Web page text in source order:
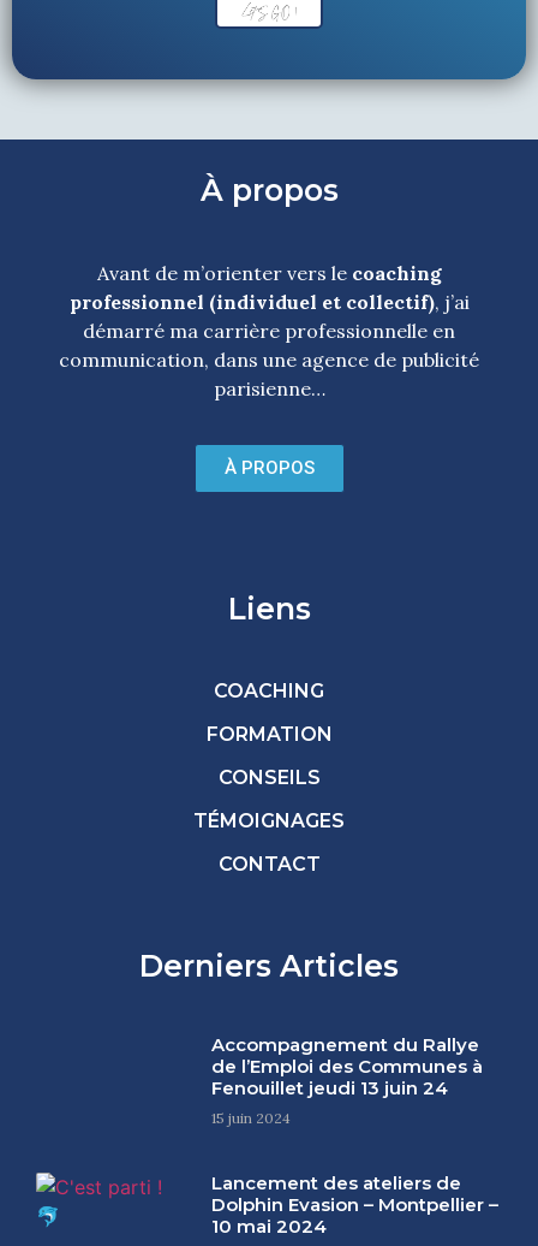
À propos
Avant de m’orienter vers le coaching
professionnel (individuel et collectif), j’ai
démarré ma carrière professionnelle en
communication, dans une agence de publicité
parisienne…
À PROPOS
Liens
COACHING
FORMATION
CONSEILS
TÉMOIGNAGES
CONTACT
Derniers Articles
Accompagnement du Rallye
de l’Emploi des Communes à
Fenouillet jeudi 13 juin 24
15 juin 2024
Lancement des ateliers de
Dolphin Evasion – Montpellier –
10 mai 2024